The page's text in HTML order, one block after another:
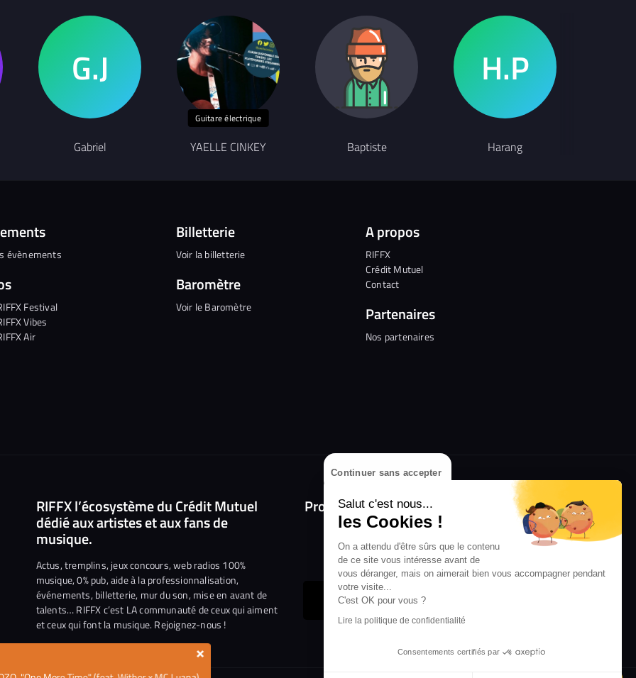
Continuer sans accepter
Salut c'est nous...
les Cookies !
On a attendu d'être sûrs que le contenu
de ce site vous intéresse avant de
vous déranger, mais on aimerait bien vous accompagner pendant
votre visite...
C'est OK pour vous ?
Lire la politique de confidentialité
Consentements certifiés par
Gabriel
Guitare électrique
YAELLE CINKEY Baptiste Harang
évènements
Festival
Vibes
Air
Billetterie
Voir la billetterie
Baromètre
Voir le Baromètre
A propos
RIFFX
Crédit Mutuel
Contact
Partenaires
Nos partenaires
RIFFX l’écosystème du Crédit Mutuel
dédié aux artistes et aux fans de
musique.
Actus, tremplins, jeux concours, web radios 100%
musique, 0% pub, aide à la professionnalisation,
événements, billetterie, mur du son, mise en avant de
talents… RIFFX c’est LA communauté de ceux qui aiment
et ceux qui font la musique. Rejoignez-nous !
Prolongez l'expérience avec l'application
RIFFX !
Disponible sur l'App Store et Google Play
×